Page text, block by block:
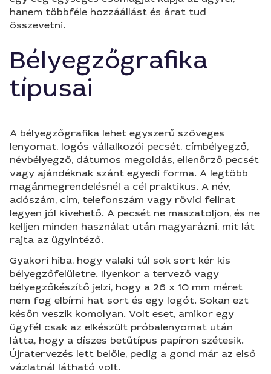
hanem többféle hozzáállást és árat tud
összevetni.
Bélyegzőgrafika
típusai
A bélyegzőgrafika lehet egyszerű szöveges
lenyomat, logós vállalkozói pecsét, címbélyegző,
névbélyegző, dátumos megoldás, ellenőrző pecsét
vagy ajándéknak szánt egyedi forma. A legtöbb
magánmegrendelésnél a cél praktikus. A név,
adószám, cím, telefonszám vagy rövid felirat
legyen jól kivehető. A pecsét ne maszatoljon, és ne
kelljen minden használat után magyarázni, mit lát
rajta az ügyintéző.
Gyakori hiba, hogy valaki túl sok sort kér kis
bélyegzőfelületre. Ilyenkor a tervező vagy
bélyegzőkészítő jelzi, hogy a 26 x 10 mm méret
nem fog elbírni hat sort és egy logót. Sokan ezt
későn veszik komolyan. Volt eset, amikor egy
ügyfél csak az elkészült próbalenyomat után
látta, hogy a díszes betűtípus papíron szétesik.
Újratervezés lett belőle, pedig a gond már az első
vázlatnál látható volt.